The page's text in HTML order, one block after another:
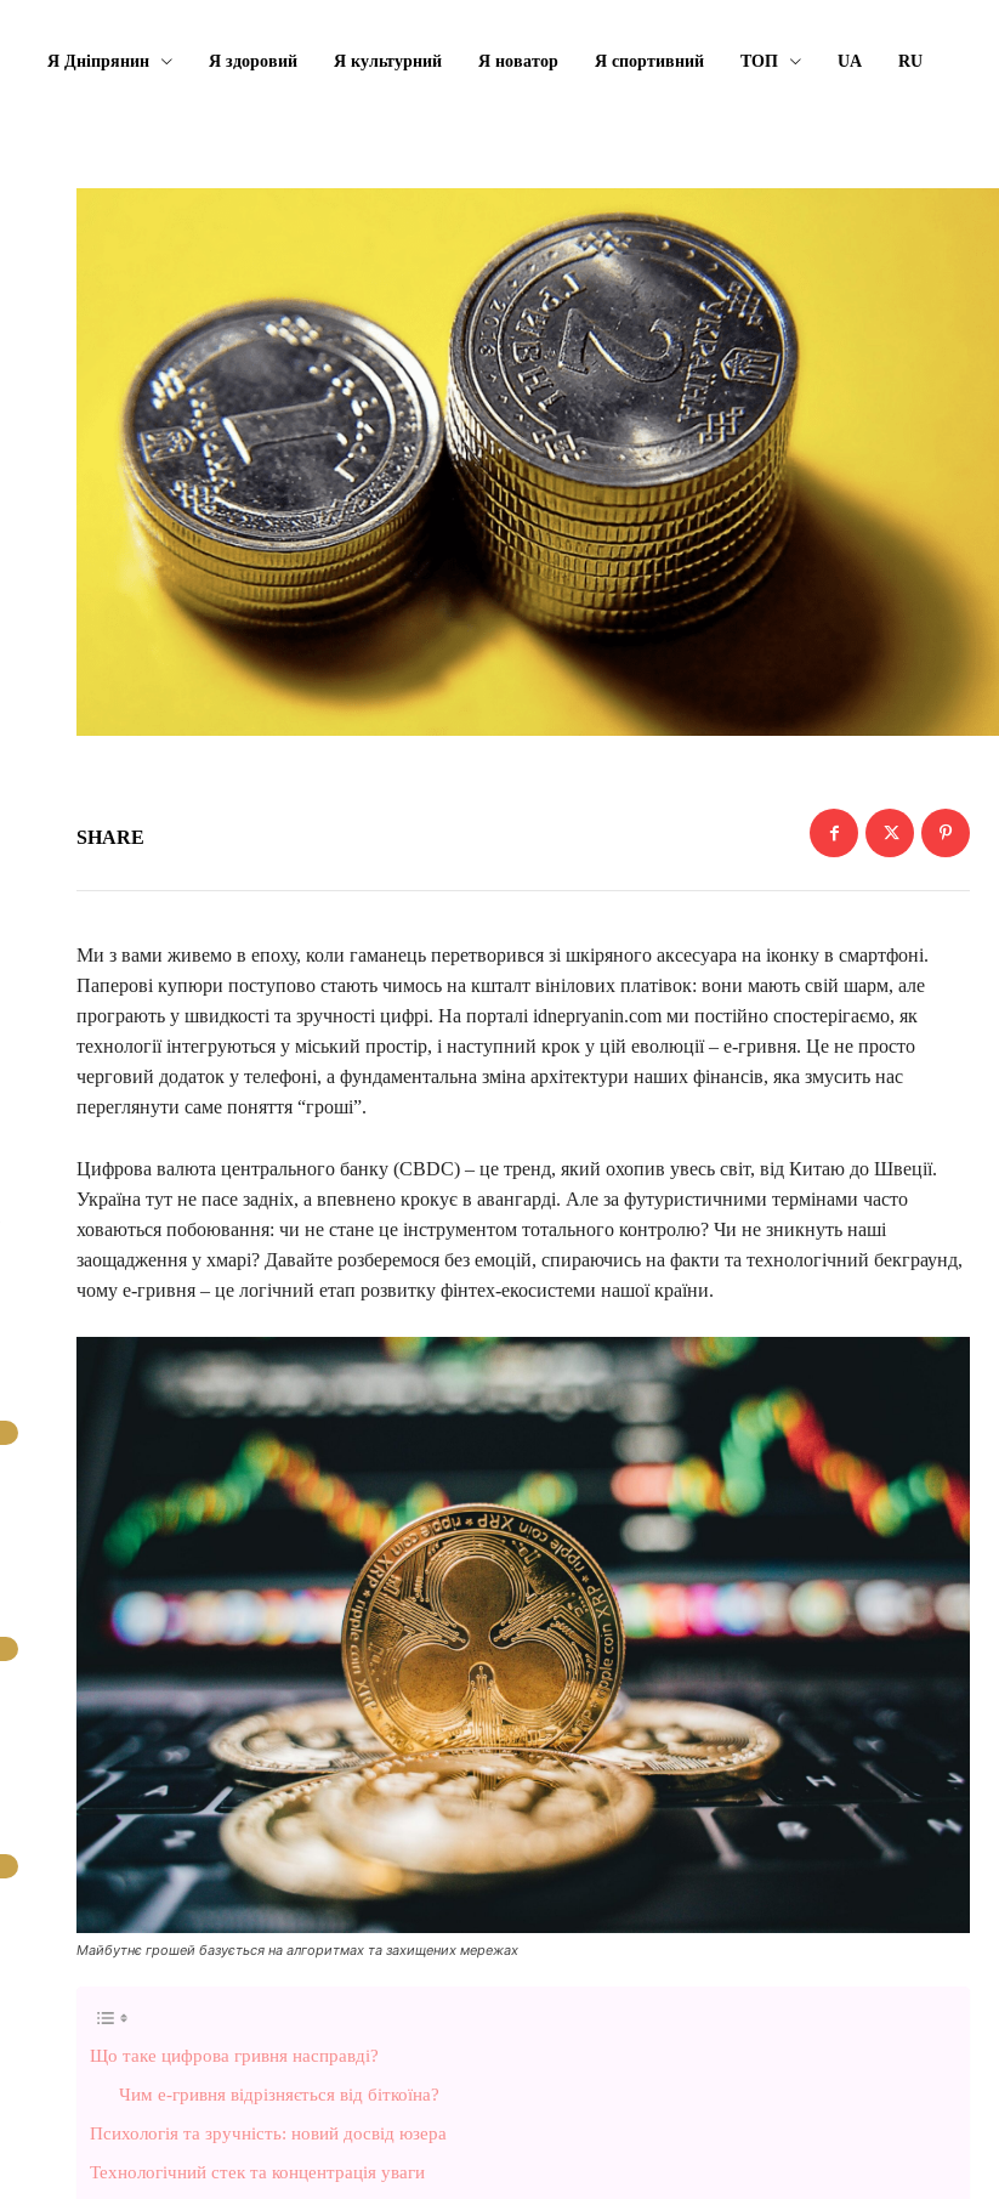
Я Дніпрянин Я здоровий Я культурний Я новатор Я спортивний ТОП UA RU
SHARE
Ми з вами живемо в епоху, коли гаманець перетворився зі шкіряного аксесуара на іконку в смартфоні.
Паперові купюри поступово стають чимось на кшталт вінілових платівок: вони мають свій шарм, але
програють у швидкості та зручності цифрі. На порталі idnepryanin.com ми постійно спостерігаємо, як
технології інтегруються у міський простір, і наступний крок у цій еволюції – е-гривня. Це не просто
черговий додаток у телефоні, а фундаментальна зміна архітектури наших фінансів, яка змусить нас
переглянути саме поняття “гроші”.
Цифрова валюта центрального банку (CBDC) – це тренд, який охопив увесь світ, від Китаю до Швеції.
Україна тут не пасе задніх, а впевнено крокує в авангарді. Але за футуристичними термінами часто
ховаються побоювання: чи не стане це інструментом тотального контролю? Чи не зникнуть наші
заощадження у хмарі? Давайте розберемося без емоцій, спираючись на факти та технологічний бекграунд,
чому е-гривня – це логічний етап розвитку фінтех-екосистеми нашої країни.
Майбутнє грошей базується на алгоритмах та захищених мережах
Що таке цифрова гривня насправді?
Чим е-гривня відрізняється від біткоїна?
Психологія та зручність: новий досвід юзера
Технологічний стек та концентрація уваги